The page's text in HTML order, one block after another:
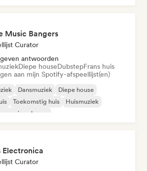
Music Bangers
Curator
antwoorden
Diepe houseDubstepFrans huis
aan mijn Spotify-afspeellijst(en)
Dansmuziek
Diepe house
Toekomstig huis
Huismuziek
house
Electronica
Curator